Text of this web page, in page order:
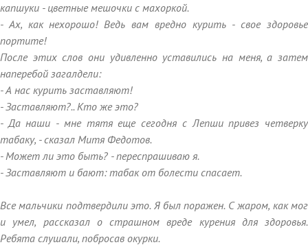
капшуки - цветные мешочки с махоркой.
- Ах, как нехорошо! Ведь вам вредно курить - свое здоровье
портите!
После этих слов они удивленно уставились на меня, а затем
наперебой загалдели:
- А нас курить заставляют!
- Заставляют?.. Кто же это?
- Да наши - мне тятя еще сегодня с Лепши привез четверку
табаку, - сказал Митя Федотов.
- Может ли это быть? - переспрашиваю я.
- Заставляют и бают: табак от болести спасает.
Все мальчики подтвердили это. Я был поражен. С жаром, как мог
и умел, рассказал о страшном вреде курения для здоровья.
Ребята слушали, побросав окурки.